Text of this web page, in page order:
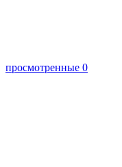
просмотренные 0